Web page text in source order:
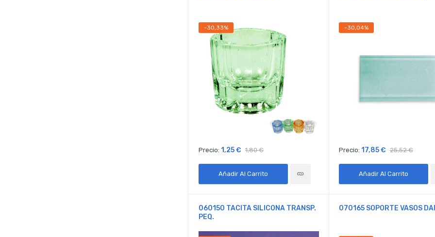
-30,33%
Precio: 1,25 € 1,80 €
Añadir Al Carrito
-30,04%
Precio: 17,85 € 25,52 €
Añadir Al Carrito
060150 TACITA SILICONA TRANSP.
PEQ.
070165 SOPORTE VASOS